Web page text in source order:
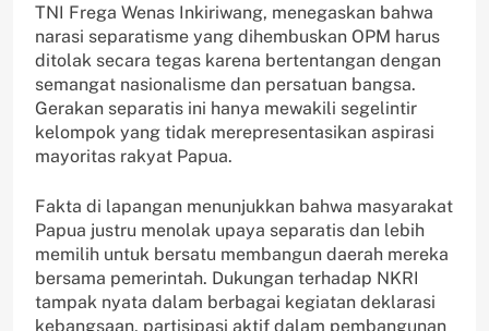
TNI Frega Wenas Inkiriwang, menegaskan bahwa
narasi separatisme yang dihembuskan OPM harus
ditolak secara tegas karena bertentangan dengan
semangat nasionalisme dan persatuan bangsa.
Gerakan separatis ini hanya mewakili segelintir
kelompok yang tidak merepresentasikan aspirasi
mayoritas rakyat Papua.
Fakta di lapangan menunjukkan bahwa masyarakat
Papua justru menolak upaya separatis dan lebih
memilih untuk bersatu membangun daerah mereka
bersama pemerintah. Dukungan terhadap NKRI
tampak nyata dalam berbagai kegiatan deklarasi
kebangsaan, partisipasi aktif dalam pembangunan